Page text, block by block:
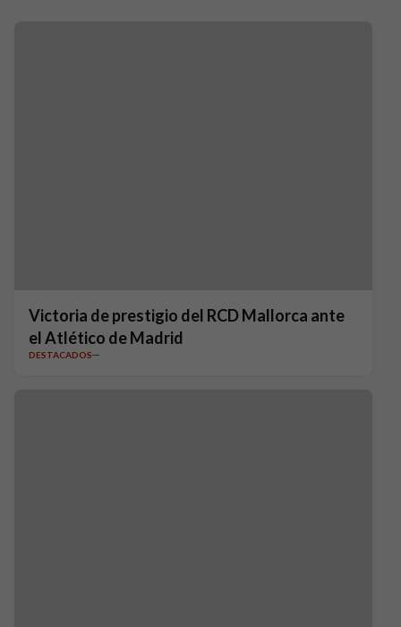
Victoria de prestigio del RCD Mallorca ante
el Atlético de Madrid
DESTACADOS